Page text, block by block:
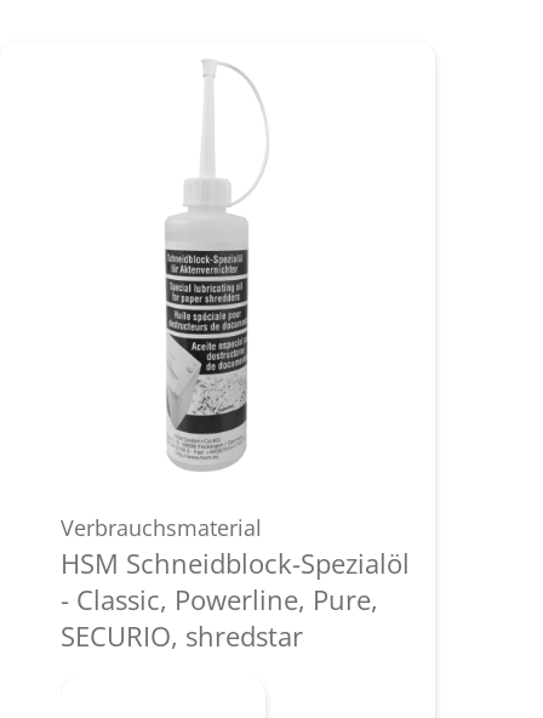
Verbrauchsmaterial
HSM Schneidblock-Spezialöl
- Classic, Powerline, Pure,
SECURIO, shredstar